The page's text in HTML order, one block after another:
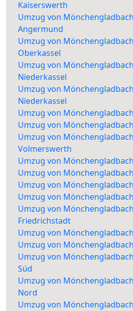
Kaiserswerth
Umzug von
Angermund
Umzug von
Oberkassel
Umzug von
Niederkassel
Umzug von
Niederkassel
Umzug von
Umzug von
Umzug von
Volmerswerth
Umzug von
Umzug von
Umzug von
Umzug von
Umzug von
Friedrichstadt
Umzug von
Umzug von
Umzug von
Süd
Umzug von
Nord
Umzug von